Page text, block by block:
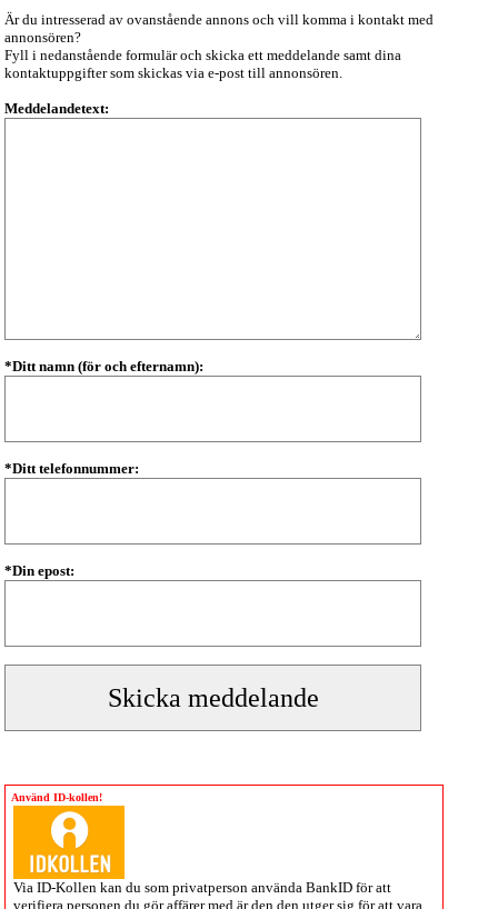
Är du intresserad av ovanstående annons och vill komma i kontakt med
annonsören?
Fyll i nedanstående formulär och skicka ett meddelande samt dina
kontaktuppgifter som skickas via e-post till annonsören.
Meddelandetext:
*Ditt namn (för och efternamn):
*Ditt telefonnummer:
*Din epost:
Använd ID-kollen!
Via ID-Kollen kan du som privatperson använda BankID för att
verifiera personen du gör affärer med är den den utger sig för att vara.